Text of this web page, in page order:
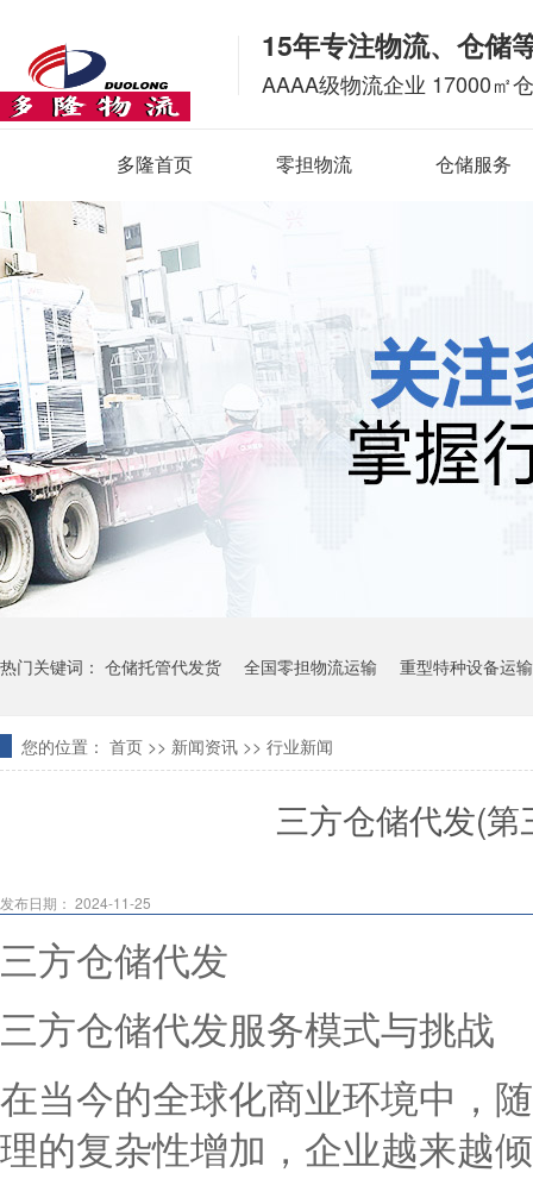
15年专注物流、仓储
AAAA级物流企业 17000㎡
多隆首页 零担物流 仓储服务
热门关键词： 仓储托管代发货 全国零担物流运输 重型特种设备运输
您的位置： 首页 >> 新闻资讯 >> 行业新闻
三方仓储代发(
发布日期： 2024-11-25
三方仓储代发
三方仓储代发服务模式与挑战
在当今的全球化商业环境中，
理的复杂性增加，企业越来越